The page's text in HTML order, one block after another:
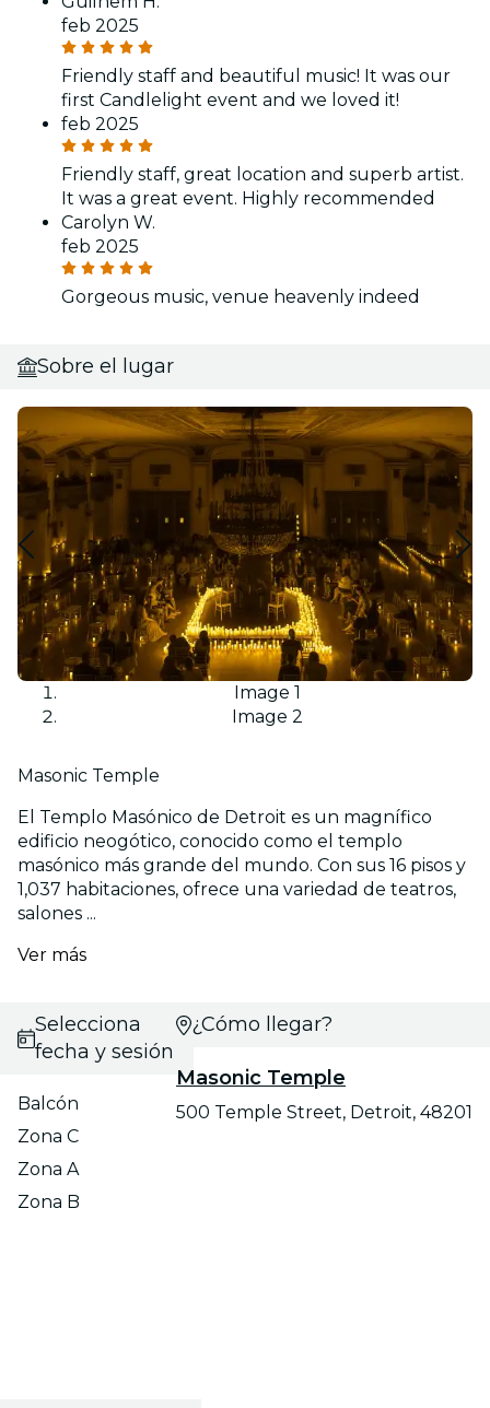
feb 2025
Friendly staff and beautiful music! It was our
first Candlelight event and we loved it!
feb 2025
Friendly staff, great location and superb artist.
It was a great event. Highly recommended
Carolyn W.
feb 2025
Gorgeous music, venue heavenly indeed
Sobre el lugar
Image 1
Image 2
Masonic Temple
El Templo Masónico de Detroit es un magnífico
edificio neogótico, conocido como el templo
masónico más grande del mundo. Con sus 16 pisos y
1,037 habitaciones, ofrece una variedad de teatros,
salones ...
Ver más
Selecciona
fecha y sesión
Balcón
Zona C
Zona A
Zona B
¿Cómo llegar?
Masonic Temple
500 Temple Street, Detroit, 48201